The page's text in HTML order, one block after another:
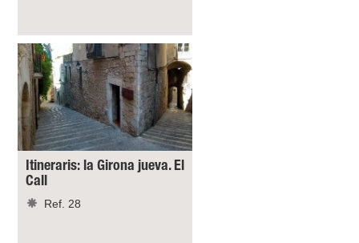
Itineraris: la Girona jueva. El
Call
Ref. 28